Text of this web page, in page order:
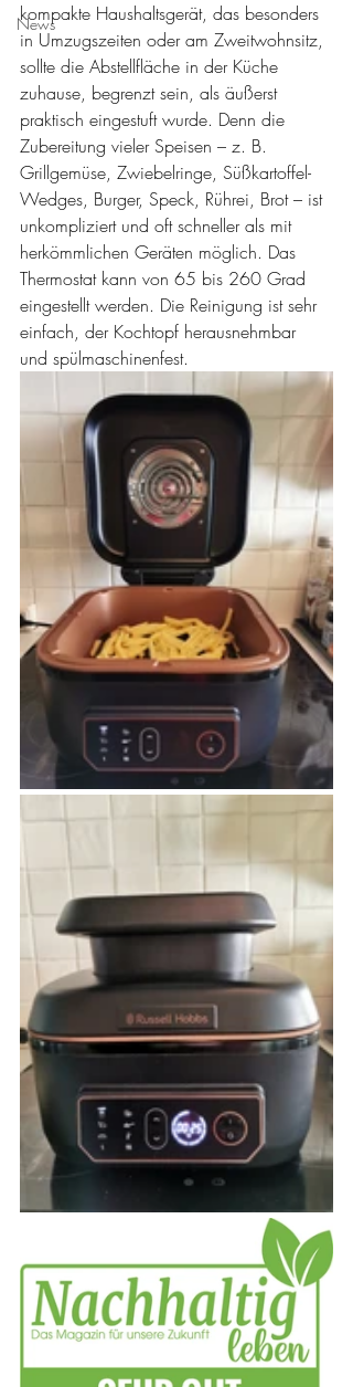
News
kompakte Haushaltsgerät, das besonders
in Umzugszeiten oder am Zweitwohnsitz,
sollte die Abstellfläche in der Küche
zuhause, begrenzt sein, als äußerst
praktisch eingestuft wurde. Denn die
Zubereitung vieler Speisen – z. B.
Grillgemüse, Zwiebelringe, Süßkartoffel-
Wedges, Burger, Speck, Rührei, Brot – ist
unkompliziert und oft schneller als mit
herkömmlichen Geräten möglich. Das
Thermostat kann von 65 bis 260 Grad
eingestellt werden. Die Reinigung ist sehr
einfach, der Kochtopf herausnehmbar
und spülmaschinenfest.